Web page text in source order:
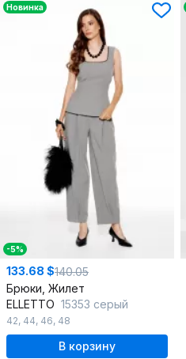
Новинка
-5%
133.68 $140.05
Брюки, Жилет
ELLETTO 15353 серый
42, 44, 46, 48
В корзину